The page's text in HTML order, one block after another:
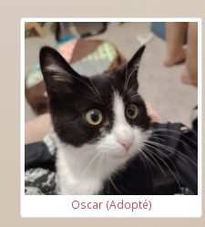
Oscar (Adopté)